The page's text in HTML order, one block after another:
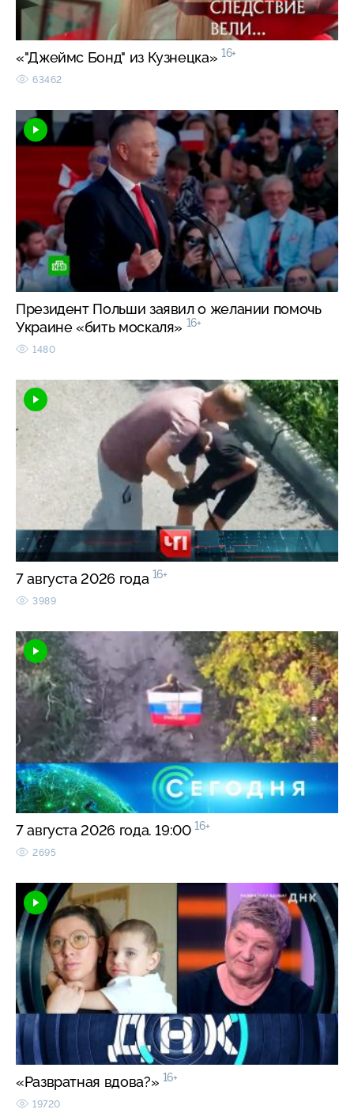
«"Джеймс Бонд" из Кузнецка» 16+
63462
Президент Польши заявил о желании помочь
Украине «бить москаля» 16+
1480
7 августа 2026 года 16+
3989
7 августа 2026 года. 19:00 16+
2695
«Развратная вдова?» 16+
19720